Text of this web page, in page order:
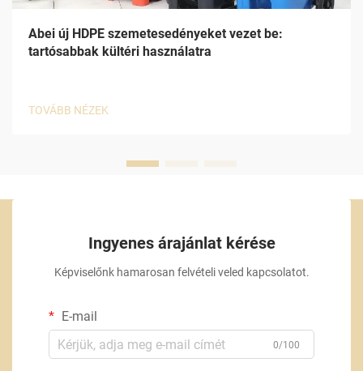
Abei új HDPE szemetesedényeket vezet be:
tartósabbak kültéri használatra
TOVÁBB NÉZEK
Ingyenes árajánlat kérése
Képviselőnk hamarosan felvételi veled kapcsolatot.
E-mail
0/100